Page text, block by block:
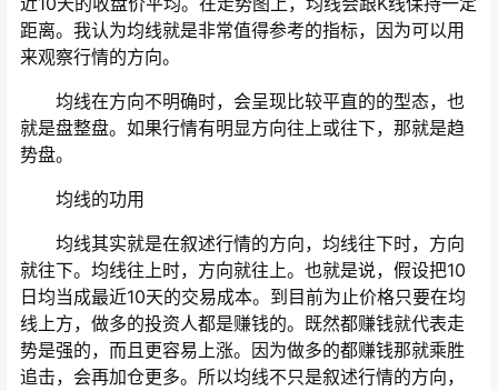
距离。我认为均线就是非常值得参考的指标，因为可以用
来观察行情的方向。
均线在方向不明确时，会呈现比较平直的的型态，也
就是盘整盘。如果行情有明显方向往上或往下，那就是趋
势盘。
均线的功用
均线其实就是在叙述行情的方向，均线往下时，方向
就往下。均线往上时，方向就往上。也就是说，假设把10
日均当成最近10天的交易成本。到目前为止价格只要在均
线上方，做多的投资人都是赚钱的。既然都赚钱就代表走
势是强的，而且更容易上涨。因为做多的都赚钱那就乘胜
追击，会再加仓更多。所以均线不只是叙述行情的方向，